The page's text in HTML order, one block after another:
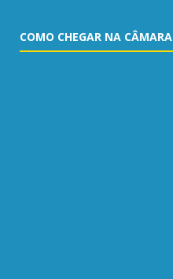
COMO CHEGAR NA CÂMARA